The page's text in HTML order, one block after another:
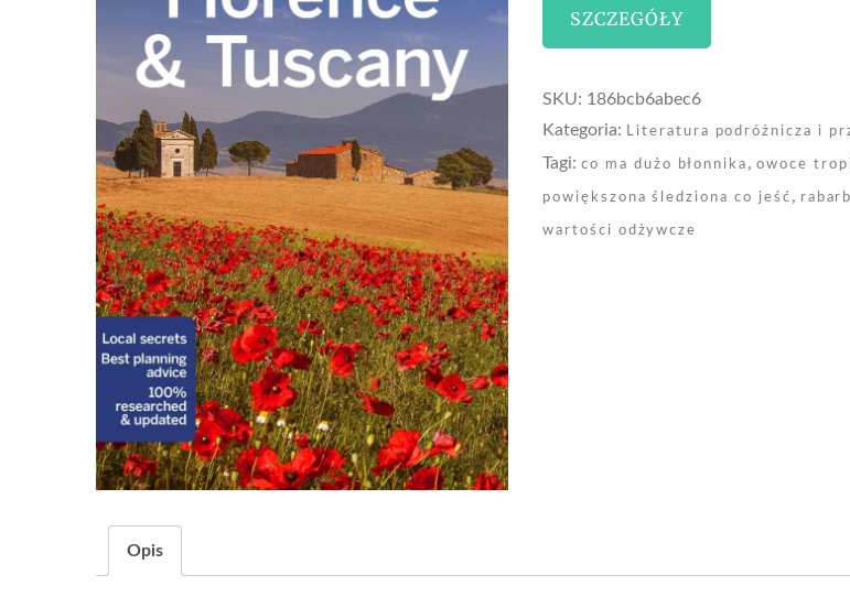
SZCZEGÓŁY
SKU: 186bcb6abec6
Kategoria: Literatura podróżnicza i
Tagi:co ma dużo błonnika ,owoce
powiększona śledziona co jeść ,
wartości odżywcze
Opis